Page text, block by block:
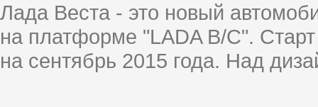
Лада Веста - это новый
на платформе "LADA B/C".
на сентябрь 2015 года. Над